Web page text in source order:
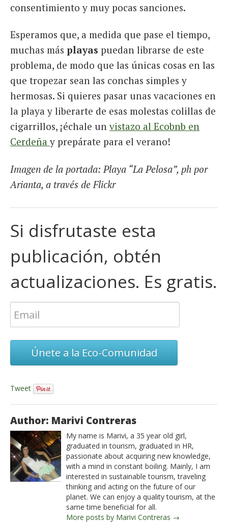
consentimiento y muy pocas sanciones.
Esperamos que, a medida que pase el tiempo,
muchas más playas puedan librarse de este
problema, de modo que las únicas cosas en las
que tropezar sean las conchas simples y
hermosas. Si quieres pasar unas vacaciones en
la playa y liberarte de esas molestas colillas de
cigarrillos, ¡échale un vistazo al Ecobnb en
Cerdeñay prepárate para el verano!
Imagen de la portada: Playa “La Pelosa”, ph por
Arianta, a través de Flickr
Si disfrutaste esta
publicación, obtén
actualizaciones. Es gratis.
Únete a la Eco-Comunidad
Tweet
Author: Marivi Contreras
My name is Marivi, a 35 year old girl,
graduated in tourism, graduated in HR,
passionate about acquiring new knowledge,
with a mind in constant boiling. Mainly, I am
interested in sustainable tourism, traveling
thinking and acting on the future of our
planet. We can enjoy a quality tourism, at the
same time beneficial for all.
More posts by Marivi Contreras →